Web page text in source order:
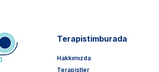
Terapistimburada
Hakkımızda
Terapistler